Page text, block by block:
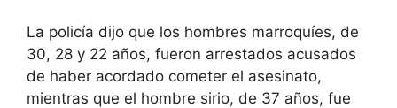
La policía dijo que los hombres marroquíes, de
30, 28 y 22 años, fueron arrestados acusados ​​
de haber acordado cometer el asesinato,
mientras que el hombre sirio, de 37 años, fue